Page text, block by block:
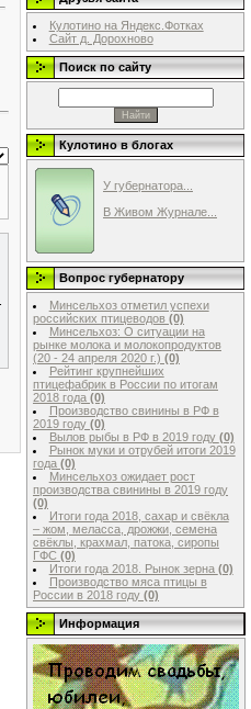
Кулотино на Яндекс.Фотках
Сайт д. Дорохново
Поиск по сайту
Кулотино в блогах
У губернатора...
В Живом Журнале...
Вопрос губернатору
Минсельхоз отметил успехи
российских птицеводов (0)
Минсельхоз: О ситуации на
рынке молока и молокопродуктов
(20 - 24 апреля 2020 г.) (0)
Рейтинг крупнейших
птицефабрик в России по итогам
2018 года (0)
Производство свинины в РФ в
2019 году (0)
Вылов рыбы в РФ в 2019 году (0)
Рынок муки и отрубей итоги 2019
года (0)
Минсельхоз ожидает рост
производства свинины в 2019 году
(0)
Итоги года 2018, сахар и свёкла
– жом, меласса, дрожжи, семена
свёклы, крахмал, патока, сиропы
ГФС (0)
Итоги года 2018. Рынок зерна (0)
Производство мяса птицы в
России в 2018 году (0)
Информация